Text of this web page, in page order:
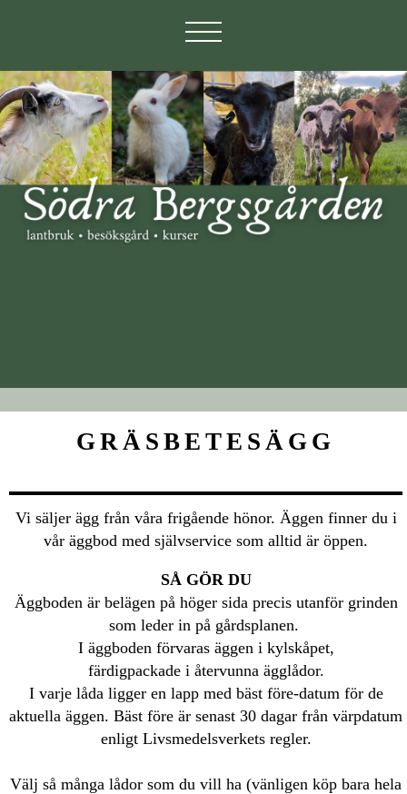
GRÄSBETESÄGG
Vi säljer ägg från våra frigående hönor. Äggen finner du i
vår äggbod med självservice som alltid är öppen.
SÅ GÖR DU
Äggboden är belägen på höger sida precis utanför grinden
som leder in på gårdsplanen.
I äggboden förvaras äggen i kylskåpet,
färdigpackade i återvunna ägglådor.
I varje låda ligger en lapp med bäst före-datum för de
aktuella äggen. Bäst före är senast 30 dagar från värpdatum
enligt Livsmedelsverkets regler.
Välj så många lådor som du vill ha (vänligen köp bara hela